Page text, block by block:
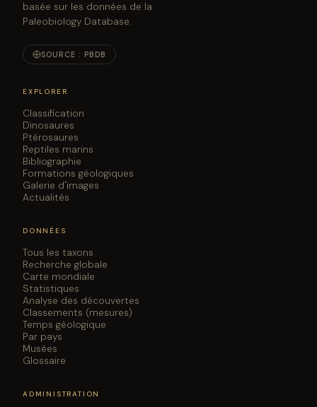
basée sur les données de la
Paleobiology Database.
SOURCE : PBDB
EXPLORER
Classification
Dinosaures
Ptérosaures
Reptiles marins
Bibliographie
Formations géologiques
Galerie d'images
Actualités
DONNÉES
Tous les taxons
Recherche globale
Carte mondiale
Statistiques
Analyse des découvertes
Classements (mesures)
Temps géologique
Par pays
Musées
Glossaire
ADMINISTRATION